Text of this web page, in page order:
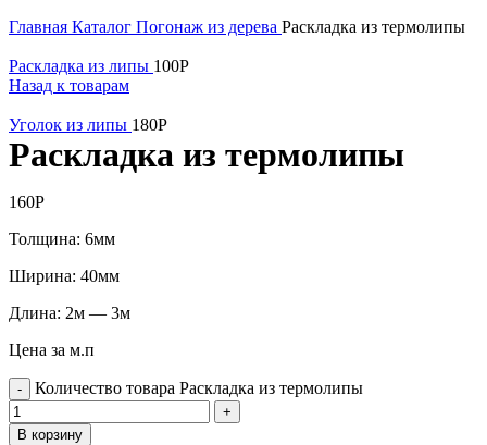
Главная Каталог Погонаж из дерева Раскладка из термолипы
Раскладка из липы 100Р
Назад к товарам
Уголок из липы 180Р
Раскладка из термолипы
160Р
Толщина: 6мм
Ширина: 40мм
Длина: 2м — 3м
Цена за м.п
Количество товара Раскладка из термолипы
В корзину